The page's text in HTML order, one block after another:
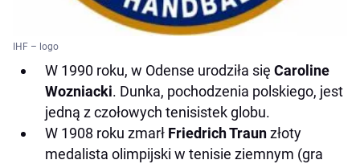
IHF – logo
W 1990 roku, w Odense urodziła się Caroline
Wozniacki. Dunka, pochodzenia polskiego, jest
jedną z czołowych tenisistek globu.
W 1908 roku zmarł Friedrich Traunzłoty
medalista olimpijski w tenisie ziemnym (gra